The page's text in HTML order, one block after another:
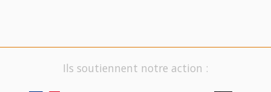
Ils soutiennent notre action :